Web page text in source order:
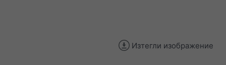
Изтегли изображение